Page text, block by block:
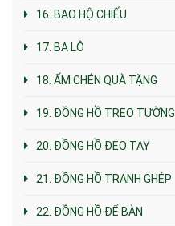
16. BAO HỘ CHIẾU
17. BA LÔ
18. ẤM CHÉN QUÀ TẶNG
19. ĐỒNG HỒ TREO TƯỜNG
20. ĐỒNG HỒ ĐEO TAY
21. ĐỒNG HỒ TRANH GHÉP
22. ĐỒNG HỒ ĐỂ BÀN